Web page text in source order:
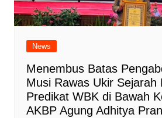
News
Menembus Batas
Musi Rawas Ukir Sejarah
Predikat WBK di Bawah
AKBP Agung Adhitya